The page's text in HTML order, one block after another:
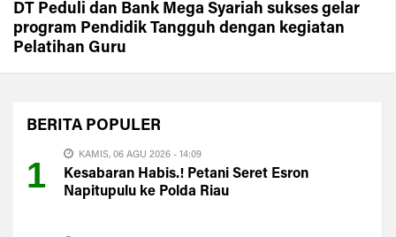
DT Peduli dan Bank Mega Syariah sukses gelar
program Pendidik Tangguh dengan kegiatan
Pelatihan Guru
BERITA POPULER
1
KAMIS, 06 AGU 2026 - 14:09
Kesabaran Habis.! Petani Seret Esron
Napitupulu ke Polda Riau